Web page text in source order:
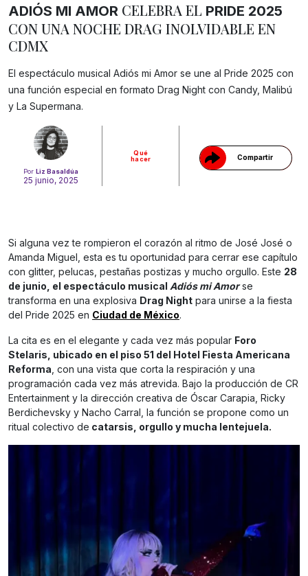
Por Liz Basaldúa
25 junio, 2025
Qué
hacer
Compartir
Gracias!
ADIÓS MI AMOR CELEBRA EL PRIDE 2025
CON UNA NOCHE DRAG INOLVIDABLE EN
CDMX
El espectáculo musical Adiós mi Amor se une al Pride 2025 con
una función especial en formato Drag Night con Candy, Malibú
y La Supermana.
Si alguna vez te rompieron el corazón al ritmo de José José o
Amanda Miguel, esta es tu oportunidad para cerrar ese capítulo
con glitter, pelucas, pestañas postizas y mucho orgullo. Este 28
de junio, el espectáculo musical Adiós mi Amorse
transforma en una explosiva Drag Night para unirse a la fiesta
del Pride 2025 en Ciudad de México.
La cita es en el elegante y cada vez más popular Foro
Stelaris, ubicado en el piso 51 del Hotel Fiesta Americana
Reforma, con una vista que corta la respiración y una
programación cada vez más atrevida. Bajo la producción de CR
Entertainment y la dirección creativa de Óscar Carapia, Ricky
Berdichevsky y Nacho Carral, la función se propone como un
ritual colectivo de catarsis, orgullo y mucha lentejuela.